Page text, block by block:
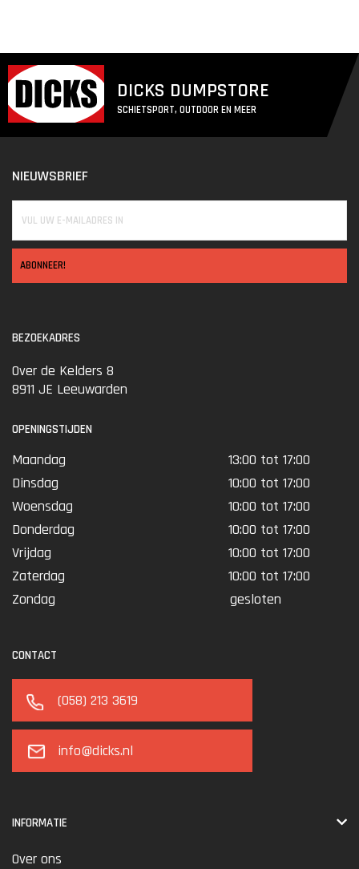
DICKS DUMPSTORE
SCHIETSPORT, OUTDOOR EN MEER
NIEUWSBRIEF
ABONNEER!
BEZOEKADRES
Over de Kelders 8
8911 JE Leeuwarden
OPENINGSTIJDEN
Maandag
13:00 tot 17:00
Dinsdag
10:00 tot 17:00
Woensdag
10:00 tot 17:00
Donderdag
10:00 tot 17:00
Vrijdag
10:00 tot 17:00
Zaterdag
10:00 tot 17:00
Zondag
gesloten
CONTACT
(058) 213 3619
info@dicks.nl
INFORMATIE
Over ons